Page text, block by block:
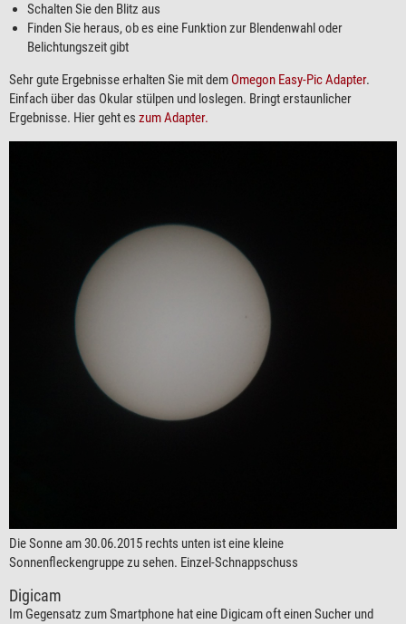
Schalten Sie den Blitz aus
Finden Sie heraus, ob es eine Funktion zur Blendenwahl oder
Belichtungszeit gibt
Sehr gute Ergebnisse erhalten Sie mit dem Omegon Easy-Pic Adapter.
Einfach über das Okular stülpen und loslegen. Bringt erstaunlicher
Ergebnisse. Hier geht es zum Adapter.
Die Sonne am 30.06.2015 rechts unten ist eine kleine
Sonnenfleckengruppe zu sehen. Einzel-Schnappschuss
Digicam
Im Gegensatz zum Smartphone hat eine Digicam oft einen Sucher und